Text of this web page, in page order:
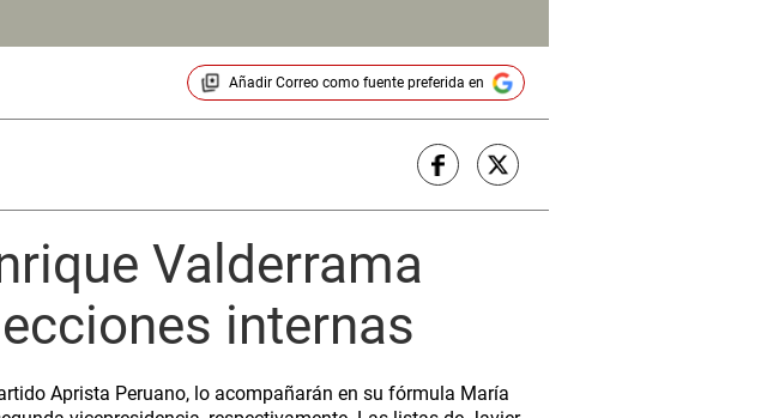
Añadir Correocomo fuente preferida en
Valderrama
internas
Aprista Peruano, lo acompañarán en su fórmula María